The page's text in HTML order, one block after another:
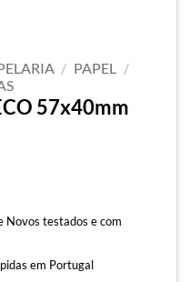
/ PAPEL
/
57x40mm
Novos testados e com
em Portugal